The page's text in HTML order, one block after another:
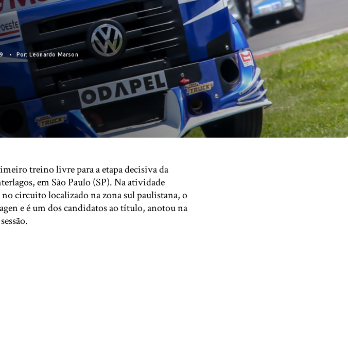
Por: Leonardo Marson
treino livre para a etapa decisiva da
em São Paulo (SP). Na atividade
circuito localizado na zona sul paulistana, o
e é um dos candidatos ao título, anotou na